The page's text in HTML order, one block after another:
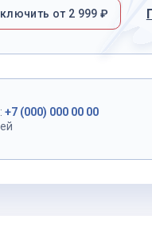
от 2 999 ₽
+7 (000) 000 00 00